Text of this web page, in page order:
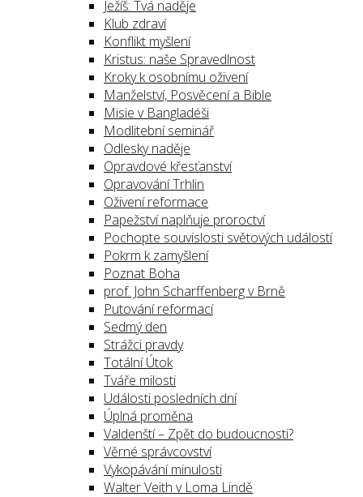
Ježíš: Tvá naděje
Klub zdraví
Konflikt myšlení
Kristus: naše Spravedlnost
Kroky k osobnímu oživení
Manželství, Posvěcení a Bible
Misie v Bangladéši
Modlitební seminář
Odlesky naděje
Opravdové křesťanství
Opravování Trhlin
Oživení reformace
Papežství naplňuje proroctví
Pochopte souvislosti světových událostí
Pokrm k zamyšlení
Poznat Boha
prof. John Scharffenberg v Brně
Putování reformací
Sedmý den
Strážci pravdy
Totální Útok
Tváře milosti
Události posledních dní
Úplná proměna
Valdenští – Zpět do budoucnosti?
Věrné správcovství
Vykopávání minulosti
Walter Veith v Loma Lindě